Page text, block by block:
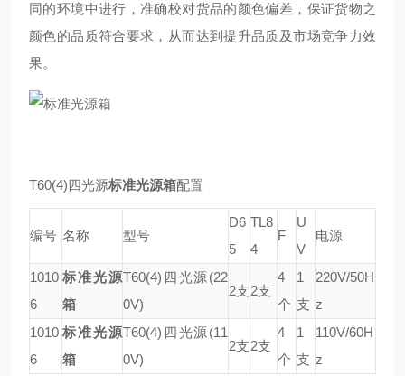
同的环境中进行，准确校对货品的颜色偏差，保证货物之
颜色的品质符合要求，从而达到提升品质及市场竞争力效
果。
T60(4)四光源标准光源箱配置
编号 名称 型号
D6
5
TL8
4
F
U
V
电源
1010
6
标准光源
箱
T60(4)四光源(22
0V)
2支2支
4
个
1
支
220V/50H
z
1010
6
标准光源
箱
T60(4)四光源(11
0V)
2支2支
4
个
1
支
110V/60H
z